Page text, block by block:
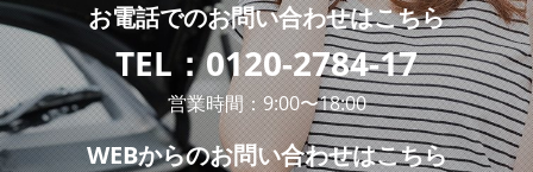
お電話でのお問い合わせはこちら
TEL：0120-2784-17
営業時間：9:00〜18:00
WEBからのお問い合わせはこちら